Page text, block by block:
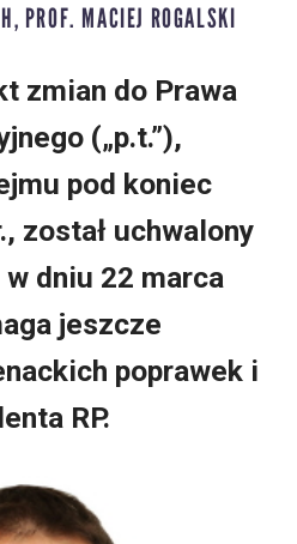
PROF. MACIEJ ROGALSKI
zmian do Prawa
(„p.t.”),
pod koniec
został uchwalony
dniu 22 marca
jeszcze
poprawek i
RP.